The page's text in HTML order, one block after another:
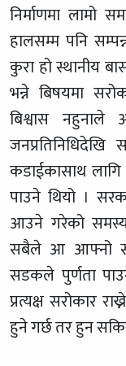
निर्माणमा लामो
हालसम्म पनि
कुरा हो स्थानीय
भन्ने बिषयमा
बिश्वास
कडाईकासाथ
पाउने थियो ।
आउने गरेको
सबैले आ आफ्नो
सडकले पुर्णता
प्रत्यक्ष सरोकार
हुने गर्छ तर हुन